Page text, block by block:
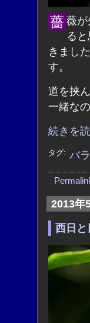
薔薇が先週から咲き出しました。しばらくは楽しめ
る
きまし
す。
道を挟
一緒な
続きを
タグ: バラ
2013年
西日と